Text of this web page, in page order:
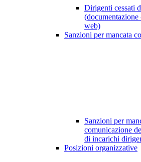
Dirigenti cessati
web)
Sanzioni per mancata
Sanzioni per
comunicazione
di incarichi
Posizioni organizzative